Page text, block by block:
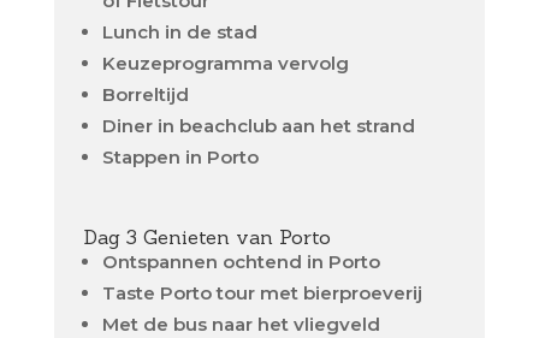
Lunch in de stad
Keuzeprogramma vervolg
Borreltijd
Diner in beachclub aan het strand
Stappen in Porto
Dag 3 Genieten van Porto
Ontspannen ochtend in Porto
Taste Porto tour met bierproeverij
Met de bus naar het vliegveld